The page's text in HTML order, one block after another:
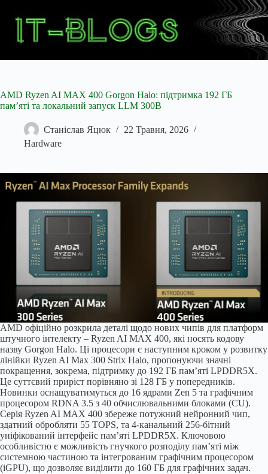
AMD Ryzen AI MAX 400 Gorgon Halo: підтримка 192 ГБ
пам’яті та локальний запуск LLM 300B
Станіслав Яцюк
22 Травня, 2026
Hardware
AMD офіційно розкрила деталі щодо нових чипів для платформ
штучного інтелекту – Ryzen AI MAX 400, які носять кодову
назву Gorgon Halo. Ці процесори є наступним кроком у розвитку
лінійки Ryzen AI Max 300 Strix Halo, пропонуючи значні
покращення, зокрема, підтримку до 192 ГБ пам’яті LPDDR5X.
Це суттєвий приріст порівняно зі 128 ГБ у попередників.
Новинки оснащуватимуться до 16 ядрами Zen 5 та графічним
процесором RDNA 3.5 з 40 обчислювальними блоками (CU).
Серія Ryzen AI MAX 400 збереже потужний нейронний чип,
здатний обробляти 55 TOPS, та 4-канальний 256-бітний
уніфікований інтерфейс пам’яті LPDDR5X. Ключовою
особливістю є можливість гнучкого розподілу пам’яті між
системною частиною та інтегрованим графічним процесором
(iGPU), що дозволяє виділити до 160 ГБ для графічних задач.